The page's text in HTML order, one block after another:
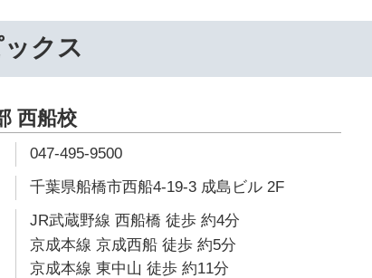
クス
西船校
047-495-9500
千葉県船橋市西船4-19-3 成島ビル 2F
JR武蔵野線 西船橋 徒歩 約4分
京成本線 京成西船 徒歩 約5分
京成本線 東中山 徒歩 約11分